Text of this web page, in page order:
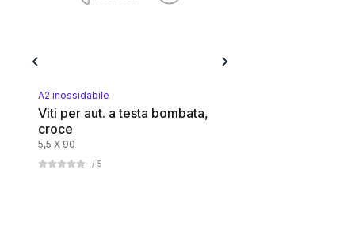
A2 inossidabile
Viti per aut. a testa bombata,
croce
5,5 X 90
- / 5